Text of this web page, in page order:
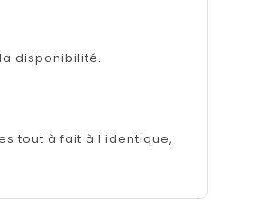
disponibilité.
tout à fait à l identique,